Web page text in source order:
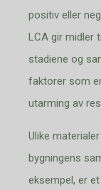
positiv eller
LCA gir midler
stadiene og
faktorer som
utarming av
Ulike
bygningens
eksempel, er